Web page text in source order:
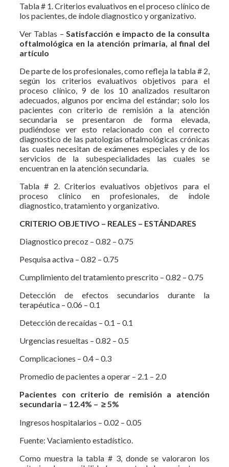
Tabla # 1. Criterios evaluativos en el proceso clínico de
los pacientes, de índole diagnostico y organizativo.
Ver Tablas – Satisfacción e impacto de la consulta
oftalmológica en la atención primaria, al final del
artículo
De parte de los profesionales, como refleja la tabla # 2,
según los criterios evaluativos objetivos para el
proceso clínico, 9 de los 10 analizados resultaron
adecuados, algunos por encima del estándar; solo los
pacientes con criterio de remisión a la atención
secundaria se presentaron de forma elevada,
pudiéndose ver esto relacionado con el correcto
diagnostico de las patologías oftalmológicas crónicas
las cuales necesitan de exámenes especiales y de los
servicios de la subespecialidades las cuales se
encuentran en la atención secundaria.
Tabla # 2. Criterios evaluativos objetivos para el
proceso clínico en profesionales, de índole
diagnostico, tratamiento y organizativo.
CRITERIO OBJETIVO – REALES – ESTÁNDARES
Diagnostico precoz – 0.82 – 0.75
Pesquisa activa – 0.82 – 0.75
Cumplimiento del tratamiento prescrito – 0.82 – 0.75
Detección de efectos secundarios durante la
terapéutica – 0.06 – 0.1
Detección de recaídas – 0.1 – 0.1
Urgencias resueltas – 0.82 – 0.5
Complicaciones – 0.4 – 0.3
Promedio de pacientes a operar – 2.1 – 2.0
Pacientes con criterio de remisión a atención
secundaria – 12.4% – ≥ 5%
Ingresos hospitalarios – 0.02 – 0.05
Fuente: Vaciamiento estadístico.
Como muestra la tabla # 3, donde se valoraron los